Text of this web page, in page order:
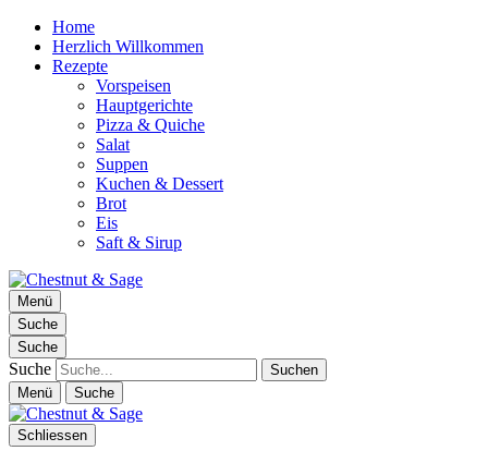
Home
Herzlich Willkommen
Rezepte
Vorspeisen
Hauptgerichte
Pizza & Quiche
Salat
Suppen
Kuchen & Dessert
Brot
Eis
Saft & Sirup
Chestnut & Sage
Foodblog | essen. trinken. genießen.
Menü
Suche
Suche
Suche
Menü Suche
Schliessen